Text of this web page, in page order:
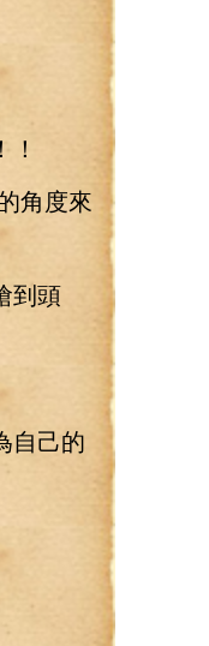
角度來
到頭
己的